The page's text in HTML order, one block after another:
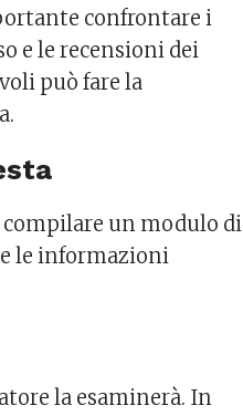
confrontare i
e le recensioni dei
può fare la
un modulo di
le informazioni
la esaminerà. In